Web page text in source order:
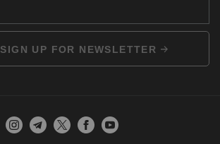
SIGN UP FOR NEWSLETTER